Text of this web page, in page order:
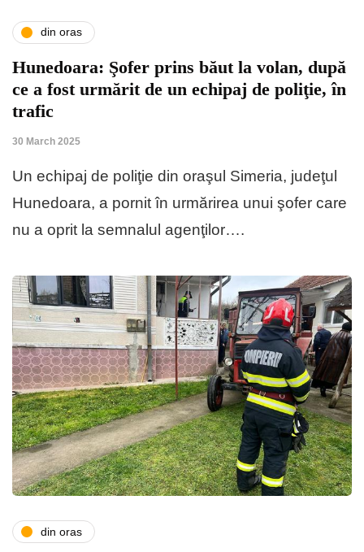
din oras
Hunedoara: Şofer prins băut la volan, după
ce a fost urmărit de un echipaj de poliţie, în
trafic
30 March 2025
Un echipaj de poliţie din oraşul Simeria, judeţul
Hunedoara, a pornit în urmărirea unui şofer care
nu a oprit la semnalul agenţilor….
din oras